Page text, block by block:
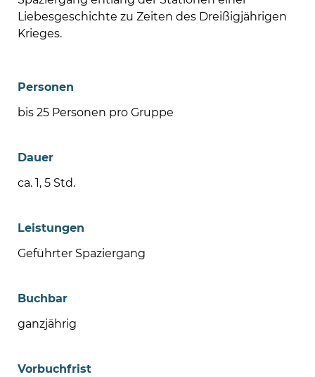
Liebesgeschichte zu Zeiten des Dreißigjährigen
Krieges.
Personen
bis 25 Personen pro Gruppe
Dauer
ca. 1, 5 Std.
Leistungen
Geführter Spaziergang
Buchbar
ganzjährig
Vorbuchfrist